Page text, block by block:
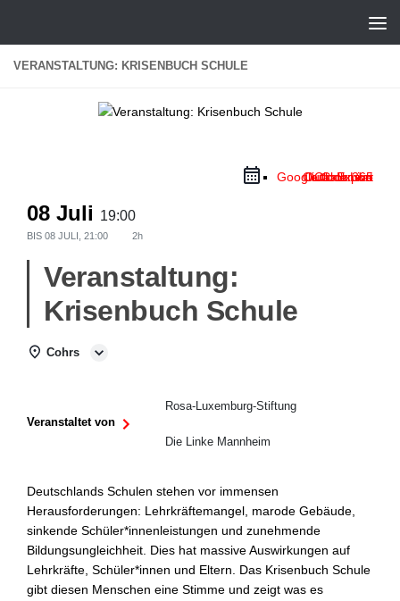
VERANSTALTUNG: KRISENBUCH SCHULE
iCal Export
Google Calendar
Outlook 365
Outlook Live
08 Juli 19:00
BIS 08 JULI, 21:00 2h
Veranstaltung:
Krisenbuch Schule
Cohrs
Veranstaltet von
Rosa-Luxemburg-Stiftung
Die Linke Mannheim
Deutschlands Schulen stehen vor immensen
Herausforderungen: Lehrkräftemangel, marode Gebäude,
sinkende Schüler*innenleistungen und zunehmende
Bildungsungleichheit. Dies hat massive Auswirkungen auf
Lehrkräfte, Schüler*innen und Eltern. Das Krisenbuch Schule
gibt diesen Menschen eine Stimme und zeigt was es